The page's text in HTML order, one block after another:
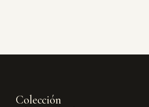
Colección